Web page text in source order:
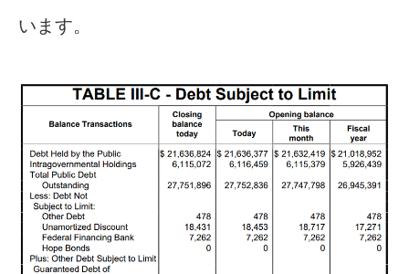
います。